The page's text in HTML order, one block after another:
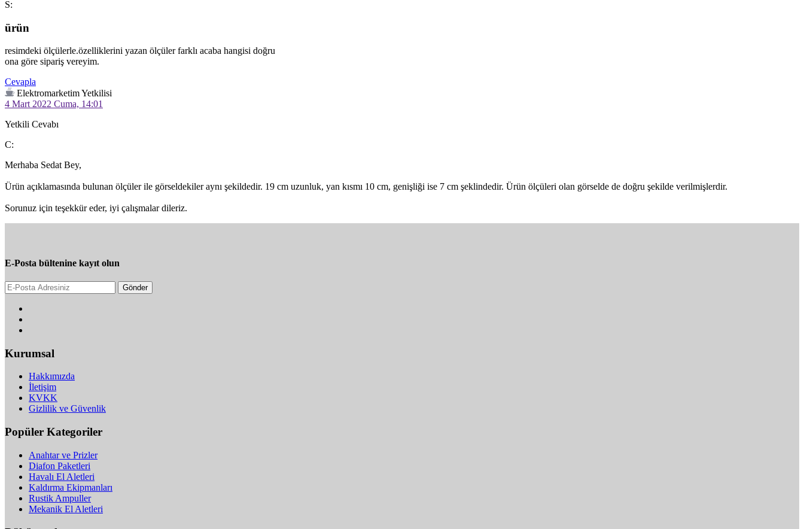
S:
ürün
resimdeki ölçülerle.özelliklerini yazan ölçüler farklı acaba hangisi doğru
ona göre sipariş vereyim.
Cevapla
Elektromarketim Yetkilisi
4 Mart 2022 Cuma, 14:01
Yetkili Cevabı
C:
Merhaba Sedat Bey,
Ürün açıklamasında bulunan ölçüler ile görseldekiler aynı şekildedir. 19 cm uzunluk, yan kısmı 10 cm, genişliği ise 7 cm şeklindedir. Ürün ölçüleri olan görselde de doğru şekilde verilmişlerdir.
Sorunuz için teşekkür eder, iyi çalışmalar dileriz.
E-Posta bültenine kayıt olun
Gönder
Kurumsal
Hakkımızda
İletişim
KVKK
Gizlilik ve Güvenlik
Popüler Kategoriler
Anahtar ve Prizler
Diafon Paketleri
Havalı El Aletleri
Kaldırma Ekipmanları
Rustik Ampuller
Mekanik El Aletleri